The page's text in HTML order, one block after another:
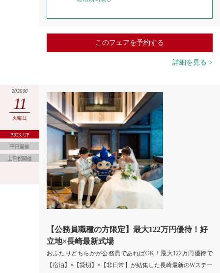
このフェアを予約する
詳細を見る >
202608
11
火曜日
PICK UP
平日開催
土日祝開催
【公務員職種の方限定】最大122万円優待！好
立地×長崎最新式場
おふたりどちらかが公務員であればOK！最大122万円優待で
【宿泊】×【貸切】×【非日常】が結集した長崎最新のWステー